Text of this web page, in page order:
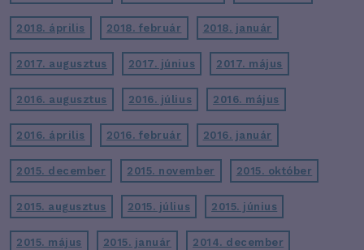
2018. április 2018. február 2018. január
2017. augusztus 2017. június 2017. május
2016. augusztus 2016. július 2016. május
2016. április 2016. február 2016. január
2015. december 2015. november 2015. október
2015. augusztus 2015. július 2015. június
2015. május 2015. január 2014. december